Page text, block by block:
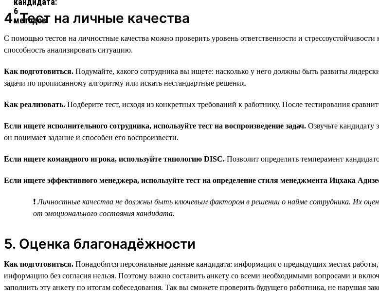
4. Тест на личные качества
С помощью тестов на личностные качества можно проверить уровень ответственности и
способность анализировать ситуацию.
Как подготовиться. Подумайте, какого сотрудника вы ищете: насколько у него должны быть развиты
задачи по прописанному алгоритму или искать нестандартные решения.
Как реализовать. Подберите тест, исходя из конкретных требований к работнику. После тестирования
Если ищете исполнительного сотрудника, используйте тест на воспроизведение задач. Озвучьте кандидату
он понимает задание и способен его воспроизвести.
Если ищете командного игрока, используйте типологию DISC. Позволит определить темперамент
Если ищете эффективного менеджера, используйте тест на определение стиля менеджмента Ицхака
❗Личностные качества не должны быть ключевым фактором в решении о найме сотрудника. Их
от эмоционального состояния кандидата.
5. Оценка благонадёжности
Как подготовиться. Понадобятся персональные данные кандидата: информация о предыдущих местах
информацию без согласия нельзя. Поэтому важно составить анкету со всеми необходимыми вопросами и
заполнить эту анкету по итогам собеседования. Так вы сможете проверить будущего работника, не нарушая